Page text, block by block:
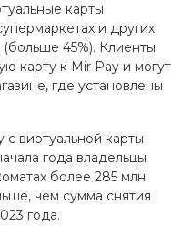
карты
и других
(больше 45%). Клиенты
карту к Mir Pay и могут
где установлены
виртуальной карты
года владельцы
более 285 млн
чем сумма снятия
года.